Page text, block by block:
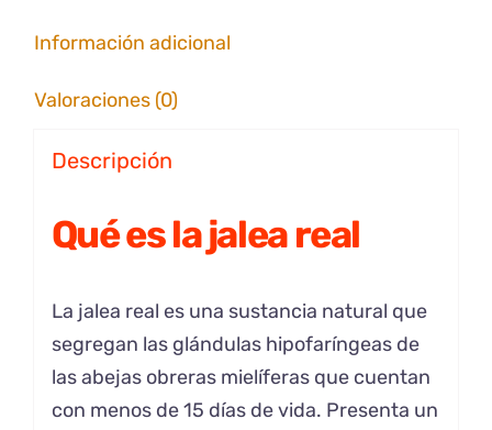
Información adicional
Valoraciones (0)
Descripción
Qué es la jalea real
La jalea real es una sustancia natural que
segregan las glándulas hipofaríngeas de
las abejas obreras mielíferas que cuentan
con menos de 15 días de vida. Presenta un